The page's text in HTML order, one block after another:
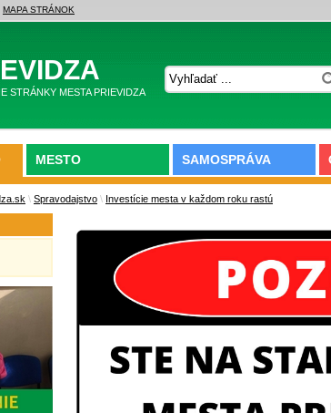
MAPA STRÁNOK
STRÁNKY MESTA PRIEVIDZA
MESTO SAMOSPRÁVA
\ Spravodajstvo \ Investície mesta v každom roku rastú